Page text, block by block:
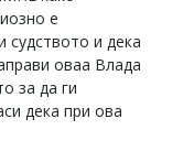
е
судството и дека
оваа Влада
за да ги
дека при ова